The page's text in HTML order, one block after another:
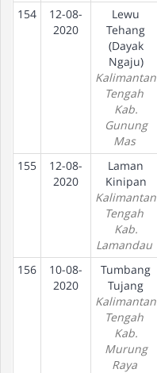
154
12-08-
2020
Lewu
Tehang
(Dayak
Ngaju)
Kalimantan
Tengah
Kab.
Gunung
Mas
155
12-08-
2020
Laman
Kinipan
Kalimantan
Tengah
Kab.
Lamandau
156
10-08-
2020
Tumbang
Tujang
Kalimantan
Tengah
Kab.
Murung
Raya